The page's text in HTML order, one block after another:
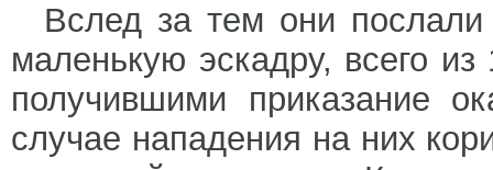
Вслед за тем они
маленькую эскадру, всего
получившими приказание
случае нападения на них